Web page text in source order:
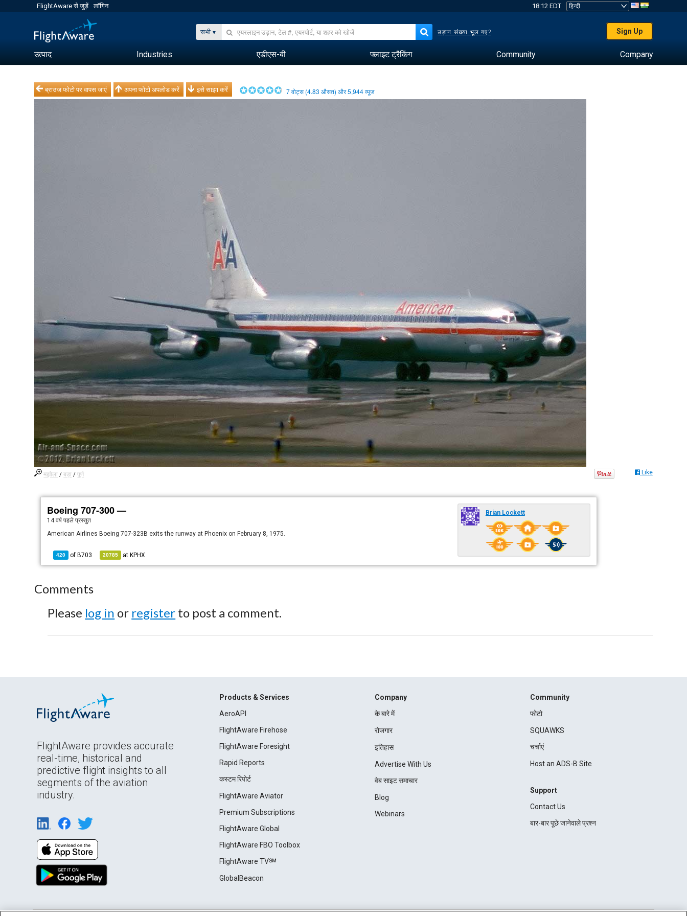
FlightAware से जुड़ें लॉगिन 18:12 EDT
सभी उड़ान संख्या भूल गए? Sign Up
उत्पाद Industries एडीएस-बी फ्लाइट ट्रैकिंग Community Company
ब्राउज फोटो पर वापस जाएं अपना फोटो अपलोड करें इसे साझा करें 7वोट्स (4.83 औसत) और5,944व्यूज
मझोला /बड़ा /पूर्ण Like
Boeing 707-300 —
14 वर्ष पहले प्रस्तुत
American Airlines Boeing 707-323B exits the runway at Phoenix on February 8, 1975.
420 of B703 20785 at KPHX
Brian Lockett
Comments
Please log in or register to post a comment.
FlightAware provides accurate
real-time, historical and
predictive flight insights to all
segments of the aviation
industry.
Products & Services
AeroAPI
FlightAware Firehose
FlightAware Foresight
Rapid Reports
कस्टम रिपोर्ट
FlightAware Aviator
Premium Subscriptions
FlightAware Global
FlightAware FBO Toolbox
FlightAware TV℠
GlobalBeacon
Company
के बारे में
रोजगार
इतिहास
Advertise With Us
वेब साइट समाचार
Blog
Webinars
Community
फोटो
SQUAWKS
चर्चाएं
Host an ADS-B Site
Support
Contact Us
बार-बार पूछे जानेवाले प्रश्न